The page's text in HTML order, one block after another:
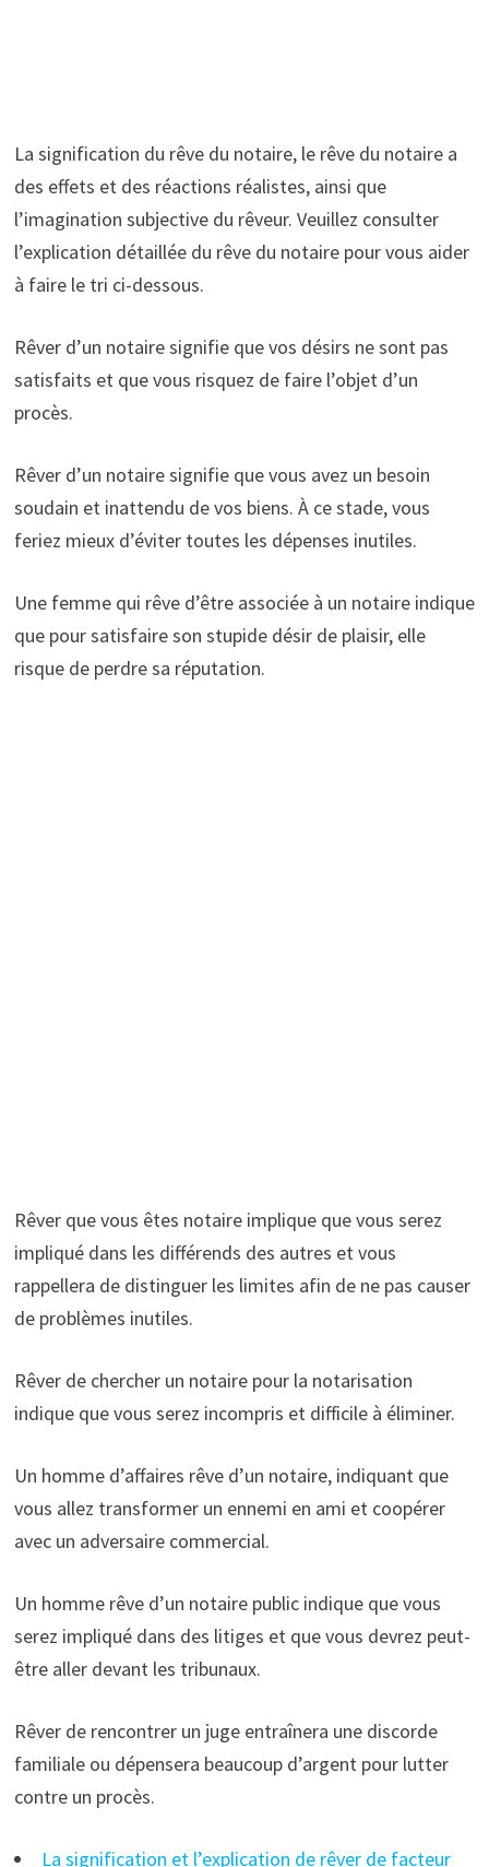
La signification du rêve du notaire, le rêve du notaire a
des effets et des réactions réalistes, ainsi que
l’imagination subjective du rêveur. Veuillez consulter
l’explication détaillée du rêve du notaire pour vous aider
à faire le tri ci-dessous.
Rêver d’un notaire signifie que vos désirs ne sont pas
satisfaits et que vous risquez de faire l’objet d’un
procès.
Rêver d’un notaire signifie que vous avez un besoin
soudain et inattendu de vos biens. À ce stade, vous
feriez mieux d’éviter toutes les dépenses inutiles.
Une femme qui rêve d’être associée à un notaire indique
que pour satisfaire son stupide désir de plaisir, elle
risque de perdre sa réputation.
Rêver que vous êtes notaire implique que vous serez
impliqué dans les différends des autres et vous
rappellera de distinguer les limites afin de ne pas causer
de problèmes inutiles.
Rêver de chercher un notaire pour la notarisation
indique que vous serez incompris et difficile à éliminer.
Un homme d’affaires rêve d’un notaire, indiquant que
vous allez transformer un ennemi en ami et coopérer
avec un adversaire commercial.
Un homme rêve d’un notaire public indique que vous
serez impliqué dans des litiges et que vous devrez peut-
être aller devant les tribunaux.
Rêver de rencontrer un juge entraînera une discorde
familiale ou dépensera beaucoup d’argent pour lutter
contre un procès.
La signification et l’explication de rêver de facteur